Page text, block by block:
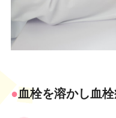
●血栓を溶かし血